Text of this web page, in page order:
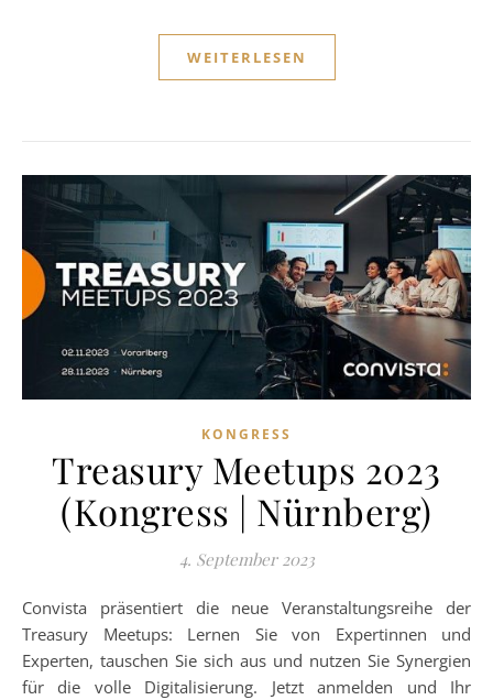
WEITERLESEN
KONGRESS
Treasury Meetups 2023
(Kongress | Nürnberg)
4. September 2023
Convista präsentiert die neue Veranstaltungsreihe der
Treasury Meetups: Lernen Sie von Expertinnen und
Experten, tauschen Sie sich aus und nutzen Sie Synergien
für die volle Digitalisierung. Jetzt anmelden und Ihr